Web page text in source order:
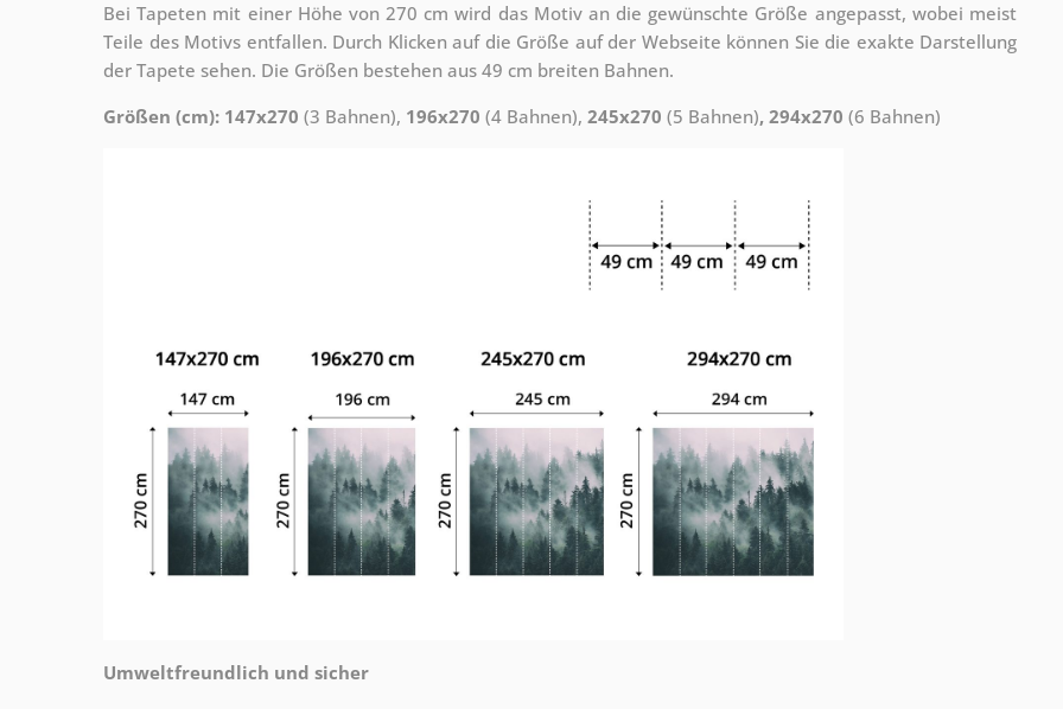
Bei Tapeten mit einer Höhe von 270 cm wird das Motiv an die gewünschte Größe angepasst, wobei meist
Teile des Motivs entfallen. Durch Klicken auf die Größe auf der Webseite können Sie die exakte Darstellung
der Tapete sehen. Die Größen bestehen aus 49 cm breiten Bahnen.
Größen (cm): 147x270 (3 Bahnen), 196x270 (4 Bahnen), 245x270 (5 Bahnen), 294x270 (6 Bahnen)
Umweltfreundlich und sicher